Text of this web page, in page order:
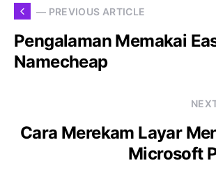
— PREVIOUS ARTICLE
Pengalaman Memakai
Namecheap
Cara Merekam Layar
Microsoft